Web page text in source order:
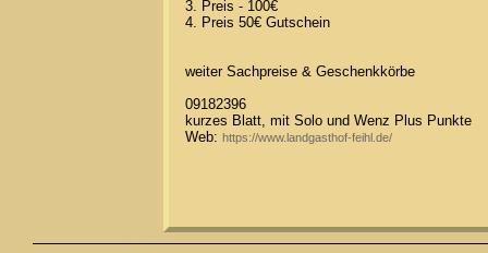
3. Preis - 100€
4. Preis 50€ Gutschein
weiter Sachpreise & Geschenkkörbe
09182396
kurzes Blatt, mit Solo und Wenz Plus Punkte
Web: https://www.landgasthof-feihl.de/